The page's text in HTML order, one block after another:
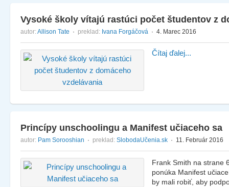
Vysoké školy vítajú rastúci počet študentov z
autor:Allison Tate · preklad: Ivana Forgáčová · 4. Marec 2016
Čítaj ďalej...
Princípy unschoolingu a Manifest učiaceho sa
autor: Pam Sorooshian · preklad: SlobodaUčenia.sk · 11. Február 2016
Frank Smith na strane
ponúka Manifest
by mali robiť, aby